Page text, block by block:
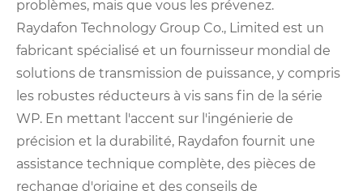
problèmes, mais que vous les prévenez.
Raydafon Technology Group Co., Limited est un
fabricant spécialisé et un fournisseur mondial de
solutions de transmission de puissance, y compris
les robustes réducteurs à vis sans fin de la série
WP. En mettant l'accent sur l'ingénierie de
précision et la durabilité, Raydafon fournit une
assistance technique complète, des pièces de
rechange d'origine et des conseils de